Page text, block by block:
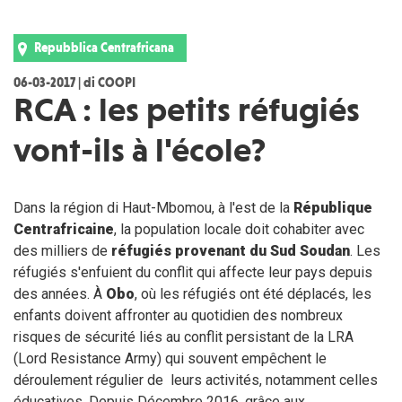
Repubblica Centrafricana
06-03-2017 | di COOPI
RCA : les petits réfugiés
vont-ils à l'école?
Dans la région di Haut-Mbomou, à l'est de la République
Centrafricaine, la population locale doit cohabiter avec
des milliers de réfugiés provenant du Sud Soudan. Les
réfugiés s'enfuient du conflit qui affecte leur pays depuis
des années. À Obo, où les réfugiés ont été déplacés, les
enfants doivent affronter au quotidien des nombreux
risques de sécurité liés au conflit persistant de la LRA
(Lord Resistance Army) qui souvent empêchent le
déroulement régulier de leurs activités, notamment celles